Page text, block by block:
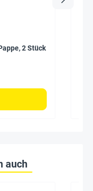
2 Stück
auch